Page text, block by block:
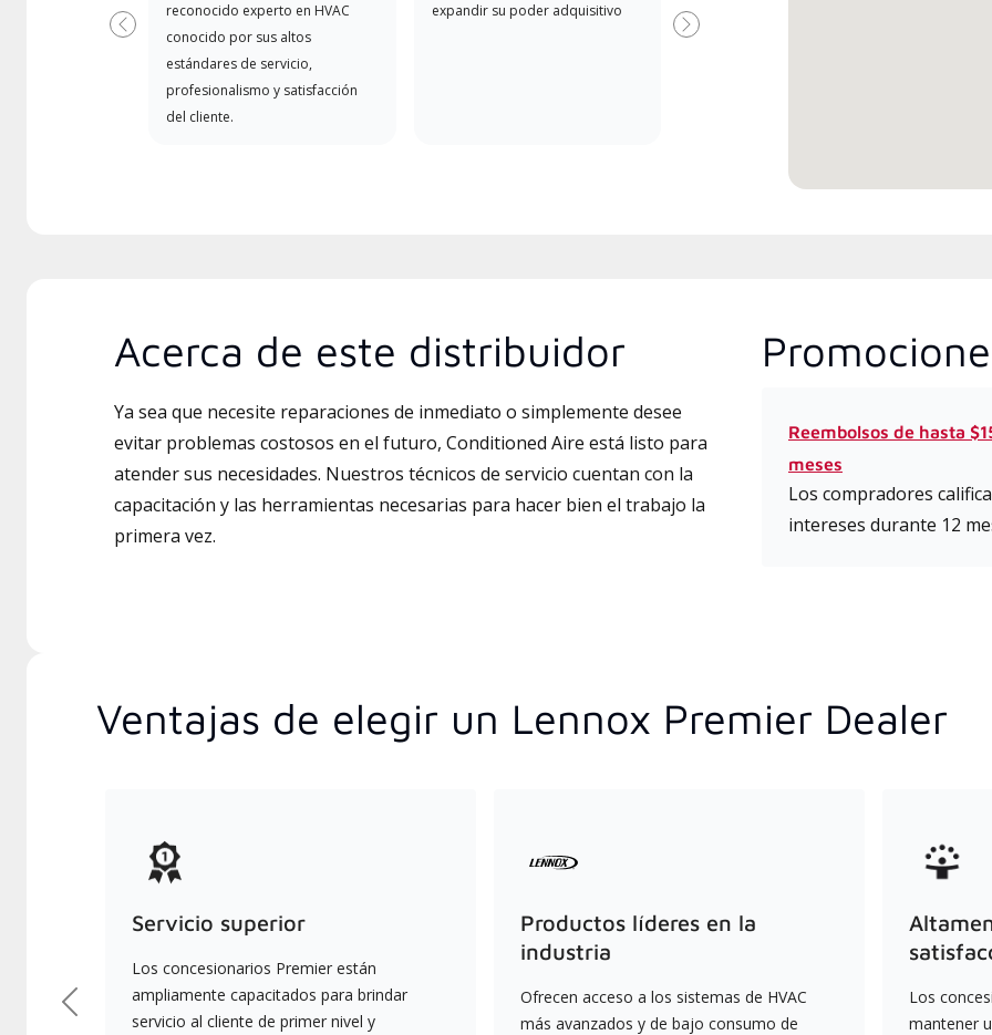
reconocido experto en HVAC
conocido por sus altos
estándares de servicio,
profesionalismo y satisfacción
del cliente.
expandir su poder adquisitivo
Dealer specially trained and
Previous Next
Acerca de este distribuidor
Ya sea que necesite reparaciones de inmediato o simplemente desee
evitar problemas costosos en el futuro, Conditioned Aire está listo para
atender sus necesidades. Nuestros técnicos de servicio cuentan con la
capacitación y las herramientas necesarias para hacer bien el trabajo la
primera vez.
Reembolsos de hasta
meses
Los compradores
intereses durante 12
Ventajas de elegir un Lennox Premier Dealer
Servicio superior
Los concesionarios Premier están
ampliamente capacitados para brindar
servicio al cliente de primer nivel y
Productos líderes en la
industria
Ofrecen acceso a los sistemas de HVAC
más avanzados y de bajo consumo de
Los
mantener
Previous